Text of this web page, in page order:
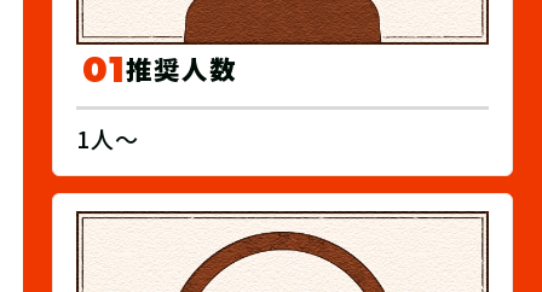
01推奨人数
1人〜